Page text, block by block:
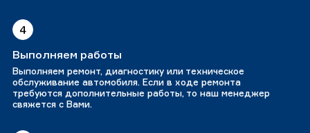
4
Выполняем работы
Выполняем ремонт, диагностику или техническое
обслуживание автомобиля. Если в ходе ремонта
требуются дополнительные работы, то наш менеджер
свяжется с Вами.